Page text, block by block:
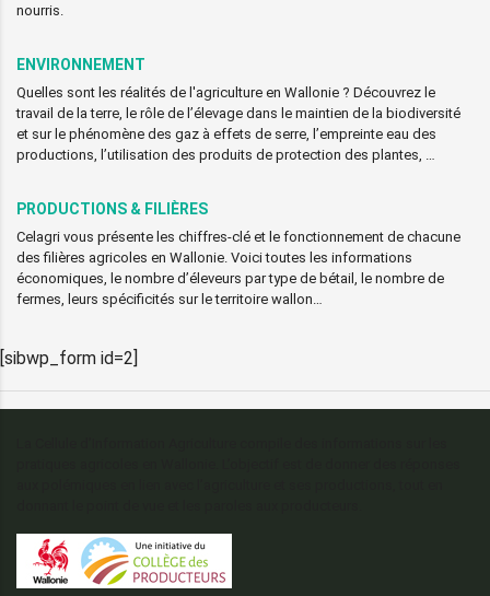
nourris.
ENVIRONNEMENT
Quelles sont les réalités de l'agriculture en Wallonie ? Découvrez le
travail de la terre, le rôle de l’élevage dans le maintien de la biodiversité
et sur le phénomène des gaz à effets de serre, l’empreinte eau des
productions, l’utilisation des produits de protection des plantes, …
PRODUCTIONS & FILIÈRES
Celagri vous présente les chiffres-clé et le fonctionnement de chacune
des filières agricoles en Wallonie. Voici toutes les informations
économiques, le nombre d’éleveurs par type de bétail, le nombre de
fermes, leurs spécificités sur le territoire wallon…
[sibwp_form id=2]